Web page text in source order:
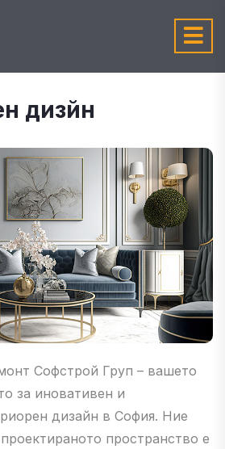
дизйн
Софстрой Груп – вашето
за иновативен и
дизайн в София. Ние
пространство е